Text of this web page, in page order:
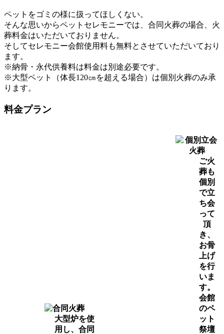
ペットをゴミの様に扱ってほしくない。
そんな思いからペットセレモニーでは、合同火葬の場合、火
葬料金はいただいておりません。
そしてセレモニー会館使用料も無料とさせていただいており
ます。
※納骨・永代供養料は料金は別途必要です。
※大型ペット（体長120㎝を超える場合）は個別火葬のみ承
ります。
料金プラン
大型炉を使
用し、合同
ご火
葬も
個別
で立
ち会
って
頂
き、
お骨
上げ
を行
いま
す。
会館
のペ
ット
祭壇